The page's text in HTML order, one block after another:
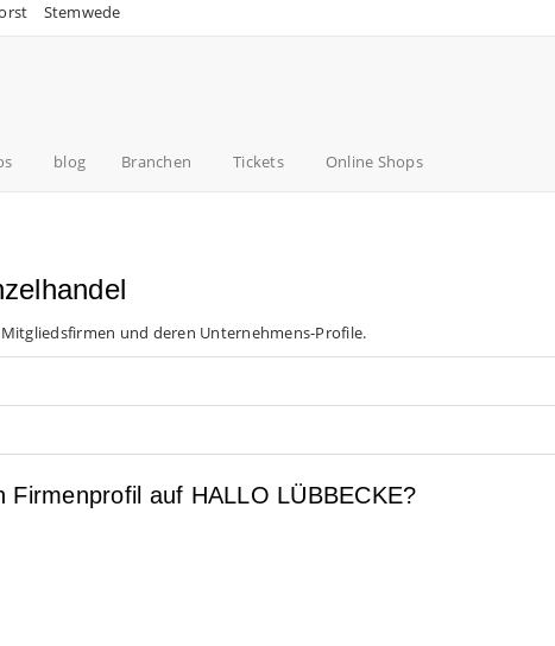
Stemwede
blog Branchen Tickets Online Shops
Mitgliedsfirmen und deren Unternehmens-Profile.
auf HALLO LÜBBECKE?